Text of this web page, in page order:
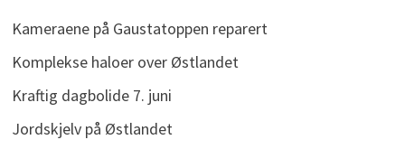
Kameraene på Gaustatoppen reparert
Komplekse haloer over Østlandet
Kraftig dagbolide 7. juni
Jordskjelv på Østlandet